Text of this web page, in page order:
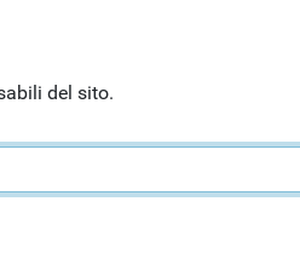
del sito.